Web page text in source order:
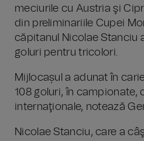
meciurile cu Austria şi
din preliminariile Cupei
căpitanul Nicolae Stanciu
goluri pentru tricolori.
Mijlocașul a adunat în
108 goluri, în campionate,
internaţionale, notează
Nicolae Stanciu, care a